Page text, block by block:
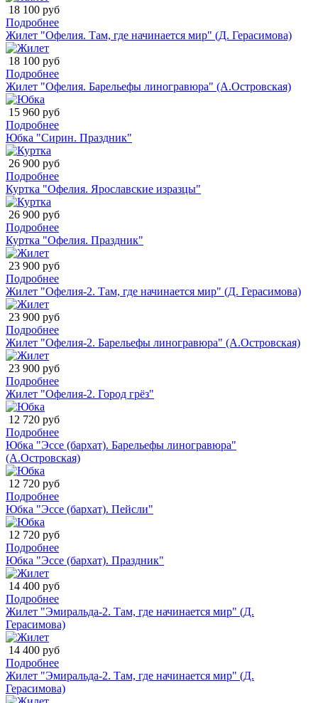
18 100 руб
Подробнее
Жилет "Офелия. Там, где начинается мир" (Д. Герасимова)
18 100 руб
Подробнее
Жилет "Офелия. Барельефы линогравюра" (А.Островская)
15 960 руб
Подробнее
Юбка "Сирин. Праздник"
26 900 руб
Подробнее
Куртка "Офелия. Ярославские изразцы"
26 900 руб
Подробнее
Куртка "Офелия. Праздник"
23 900 руб
Подробнее
Жилет "Офелия-2. Там, где начинается мир" (Д. Герасимова)
23 900 руб
Подробнее
Жилет "Офелия-2. Барельефы линогравюра" (А.Островская)
23 900 руб
Подробнее
Жилет "Офелия-2. Город грёз"
12 720 руб
Подробнее
Юбка "Эссе (бархат). Барельефы линогравюра"
(А.Островская)
12 720 руб
Подробнее
Юбка "Эссе (бархат). Пейсли"
12 720 руб
Подробнее
Юбка "Эссе (бархат). Праздник"
14 400 руб
Подробнее
Жилет "Эмиральда-2. Там, где начинается мир" (Д.
Герасимова)
14 400 руб
Подробнее
Жилет "Эмиральда-2. Там, где начинается мир" (Д.
Герасимова)